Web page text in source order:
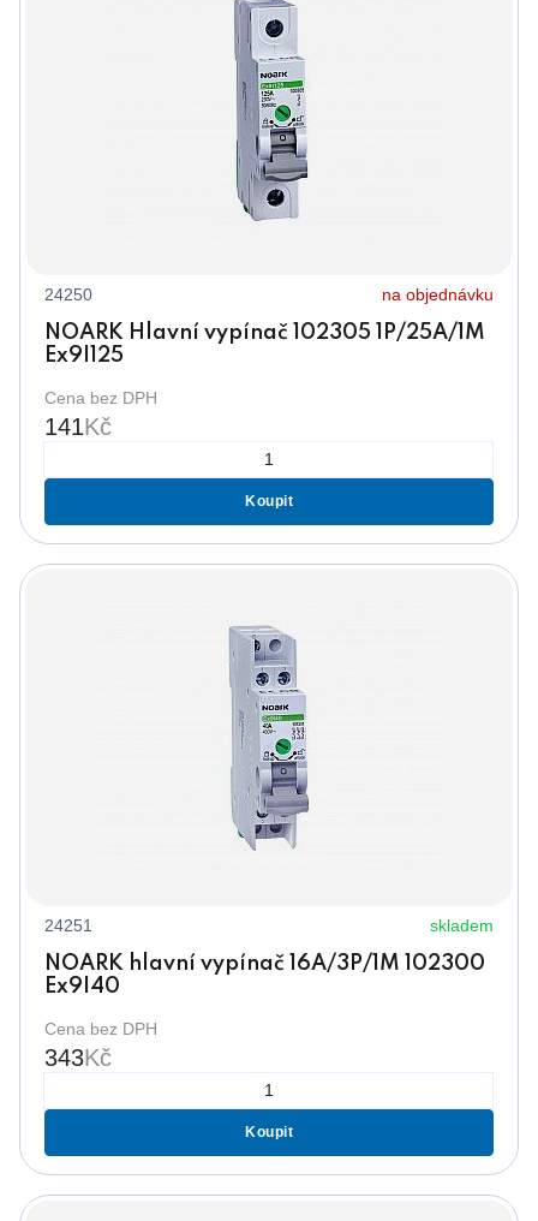
24250 na objednávku
NOARK Hlavní vypínač 102305 1P/25A/1M
Ex9I125
Cena bez DPH
141Kč
Koupit
24251 skladem
NOARK hlavní vypínač 16A/3P/1M 102300
Ex9I40
Cena bez DPH
343Kč
Koupit